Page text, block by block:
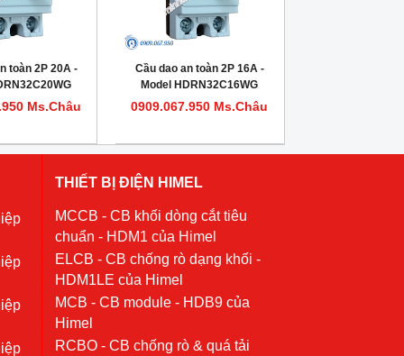
toàn 2P 20A -
Ms.Châu
Cầu dao an toàn 2P 16A -
Model HDRN32C16WG
0909.067.950 Ms.Châu
THIẾT BỊ ĐIỆN HIMEL
MCCB - CB khối dòng cắt tiêu
chuẩn - HDM1 của Himel
ELCB - CB chống rò dạng khối -
HDM1LE của Himel
MCB - CB module - HDB9 của
Himel
RCBO - CB chống rò & quá tải